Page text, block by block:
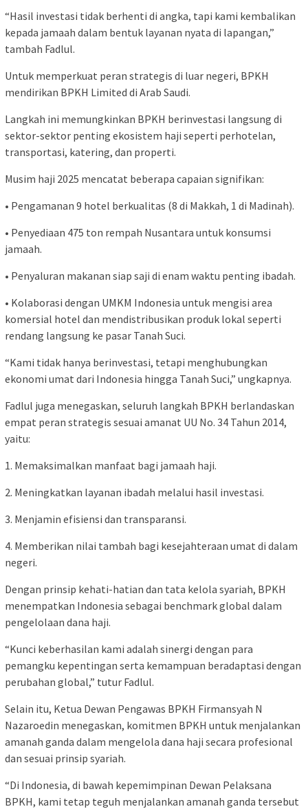
“Hasil investasi tidak berhenti di angka, tapi kami kembalikan
kepada jamaah dalam bentuk layanan nyata di lapangan,”
tambah Fadlul.
Untuk memperkuat peran strategis di luar negeri, BPKH
mendirikan BPKH Limited di Arab Saudi.
Langkah ini memungkinkan BPKH berinvestasi langsung di
sektor-sektor penting ekosistem haji seperti perhotelan,
transportasi, katering, dan properti.
Musim haji 2025 mencatat beberapa capaian signifikan:
• Pengamanan 9 hotel berkualitas (8 di Makkah, 1 di Madinah).
• Penyediaan 475 ton rempah Nusantara untuk konsumsi
jamaah.
• Penyaluran makanan siap saji di enam waktu penting ibadah.
• Kolaborasi dengan UMKM Indonesia untuk mengisi area
komersial hotel dan mendistribusikan produk lokal seperti
rendang langsung ke pasar Tanah Suci.
“Kami tidak hanya berinvestasi, tetapi menghubungkan
ekonomi umat dari Indonesia hingga Tanah Suci,” ungkapnya.
Fadlul juga menegaskan, seluruh langkah BPKH berlandaskan
empat peran strategis sesuai amanat UU No. 34 Tahun 2014,
yaitu:
1. Memaksimalkan manfaat bagi jamaah haji.
2. Meningkatkan layanan ibadah melalui hasil investasi.
3. Menjamin efisiensi dan transparansi.
4. Memberikan nilai tambah bagi kesejahteraan umat di dalam
negeri.
Dengan prinsip kehati-hatian dan tata kelola syariah, BPKH
menempatkan Indonesia sebagai benchmark global dalam
pengelolaan dana haji.
“Kunci keberhasilan kami adalah sinergi dengan para
pemangku kepentingan serta kemampuan beradaptasi dengan
perubahan global,” tutur Fadlul.
Selain itu, Ketua Dewan Pengawas BPKH Firmansyah N
Nazaroedin menegaskan, komitmen BPKH untuk menjalankan
amanah ganda dalam mengelola dana haji secara profesional
dan sesuai prinsip syariah.
“Di Indonesia, di bawah kepemimpinan Dewan Pelaksana
BPKH, kami tetap teguh menjalankan amanah ganda tersebut